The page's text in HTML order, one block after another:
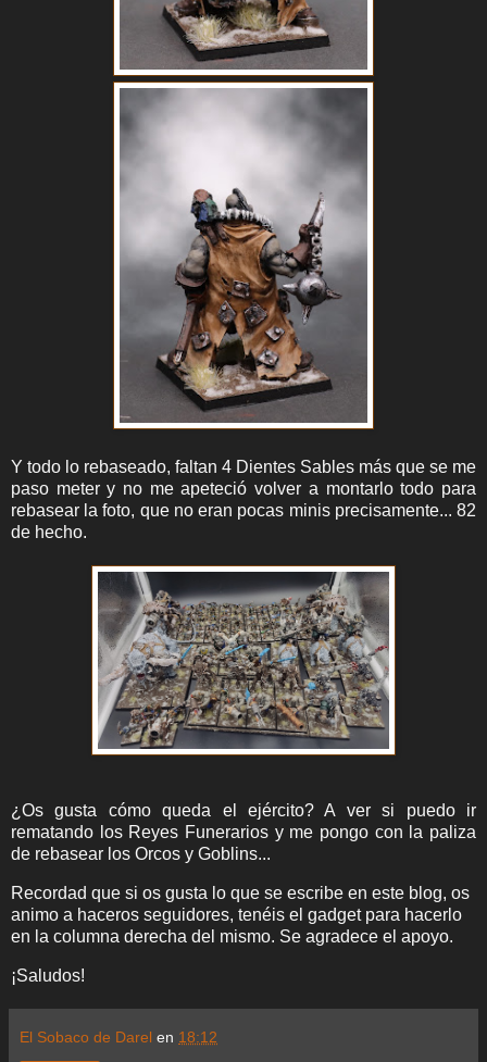
Y todo lo rebaseado, faltan 4 Dientes Sables más que se me
paso meter y no me apeteció volver a montarlo todo para
rebasear la foto, que no eran pocas minis precisamente... 82
de hecho.
¿Os gusta cómo queda el ejército? A ver si puedo ir
rematando los Reyes Funerarios y me pongo con la paliza
de rebasear los Orcos y Goblins...
Recordad que si os gusta lo que se escribe en este blog, os
animo a haceros seguidores, tenéis el gadget para hacerlo
en la columna derecha del mismo. Se agradece el apoyo.
¡Saludos!
El Sobaco de Darel en 18:12